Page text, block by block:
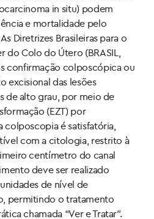
in situ) podem
e mortalidade pelo
Diretrizes Brasileiras para o
do Colo do Útero (BRASIL,
confirmação colposcópica ou
excisional das lesões
de alto grau, por meio de
(EZT) por
colposcopia é satisfatória,
com a citologia, restrito à
centímetro do canal
deve ser realizado
de nível de
permitindo o tratamento
chamada “Ver e Tratar”.